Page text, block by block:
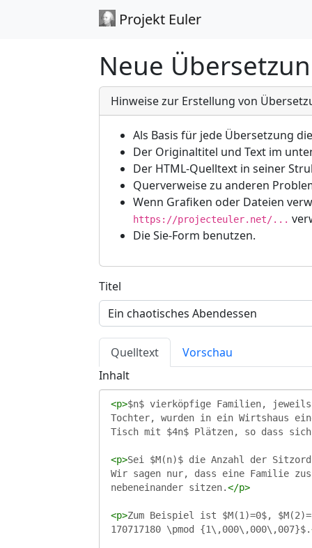
Projekt Euler
Neue
Hinweise zur Erstellung von
Als Basis für jede Übersetzung
Der Originaltitel und Text im
Der HTML-Quelltext in seiner
Querverweise zu anderen
Wenn Grafiken oder Dateien
https://projecteuler.net/...
Die Sie-Form benutzen.
Titel
Quelltext
Vorschau
Inhalt
<p>$n$ vierköpfige Familien,
Tochter, wurden in ein Wirtshaus
Tisch mit $4n$ Plätzen, so dass sich
<p>Sei $M(n)$ die Anzahl der
Wir sagen nur, dass eine Familie
nebeneinander sitzen.</p>
<p>Zum Beispiel ist $M(1)=0$,
170717180 \pmod {1\,000\,000\,007}$.